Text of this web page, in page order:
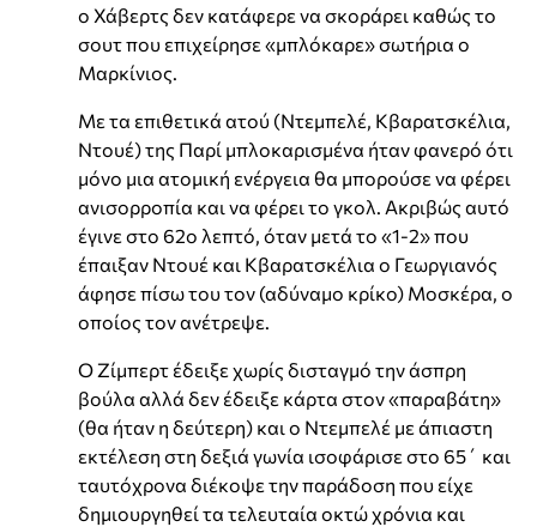
ο Χάβερτς δεν κατάφερε να σκοράρει καθώς το
σουτ που επιχείρησε «μπλόκαρε» σωτήρια ο
Μαρκίνιος.
Με τα επιθετικά ατού (Ντεμπελέ, Κβαρατσκέλια,
Ντουέ) της Παρί μπλοκαρισμένα ήταν φανερό ότι
μόνο μια ατομική ενέργεια θα μπορούσε να φέρει
ανισορροπία και να φέρει το γκολ. Ακριβώς αυτό
έγινε στο 62ο λεπτό, όταν μετά το «1-2» που
έπαιξαν Ντουέ και Κβαρατσκέλια ο Γεωργιανός
άφησε πίσω του τον (αδύναμο κρίκο) Μοσκέρα, ο
οποίος τον ανέτρεψε.
Ο Ζίμπερτ έδειξε χωρίς δισταγμό την άσπρη
βούλα αλλά δεν έδειξε κάρτα στον «παραβάτη»
(θα ήταν η δεύτερη) και ο Ντεμπελέ με άπιαστη
εκτέλεση στη δεξιά γωνία ισοφάρισε στο 65΄ και
ταυτόχρονα διέκοψε την παράδοση που είχε
δημιουργηθεί τα τελευταία οκτώ χρόνια και